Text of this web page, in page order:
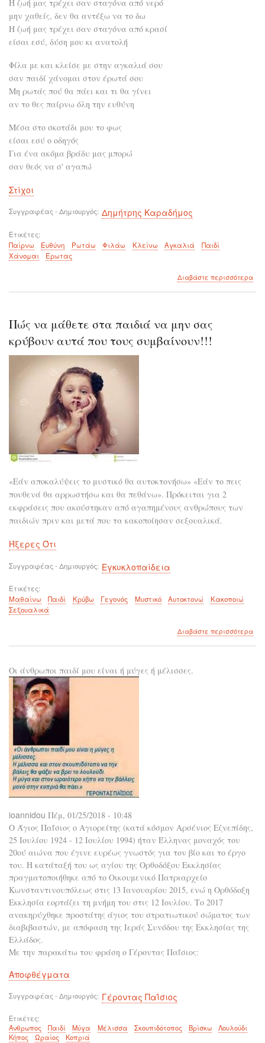
Η ζωή μας τρέχει σαν σταγόνα από νερό
μην χαθείς, δεν θα αντέξω να το δω
Η ζωή μας τρέχει σαν σταγόνα από κρασί
είσαι εσύ, δύση μου κι ανατολή
Φίλα με και κλείσε με στην αγκαλιά σου
σαν παιδί χάνομαι στον έρωτά σου
Μη ρωτάς πού θα πάει και τι θα γίνει
αν το θες παίρνω όλη την ευθύνη
Μέσα στο σκοτάδι μου το φως
είσαι εσύ ο οδηγός
Για ένα ακόμα βράδυ μας μπορώ
σαν θεός να σ' αγαπώ
Στίχοι
Συγγραφέας - Δημιουργός Δημήτρης Καραδήμος
Ετικέτες
Παίρνω
Ευθύνη Ρωτάω Φιλάω Κλείνω Αγκαλιά
Παιδί
Χάνομαι
Έρωτας
Διαβάστε περισσότεραγια
Πώς να μάθετε στα παιδιά να μην σας
κρύβουν αυτά που τους συμβαίνουν!!!
«Εάν αποκαλύψεις το μυστικό θα αυτοκτονήσω» «Εάν το πεις
πουθενά θα αρρωστήσω και θα πεθάνω». Πρόκειται για 2
εκφράσεις που ακούστηκαν από αγαπημένους ανθρώπους των
παιδιών πριν και μετά που τα κακοποίησαν σεξουαλικά.
Ήξερες Ότι
Συγγραφέας - Δημιουργός Εγκυκλοπαίδεια
Ετικέτες
Μαθαίνω
Παιδί Κρύβω Γεγονός Μυστικό Αυτοκτονώ
Κακοποιώ
Σεξουαλικά
Διαβάστε περισσότεραγια
Οι άνθρωποι παιδί μου είναι ή μύγες ή μέλισσες.
ioannidou Πέμ, 01/25/2018 - 10:48
Ο Άγιος Παΐσιος o Αγιορείτης (κατά κόσμον Αρσένιος Εζνεπίδης,
25 Ιουλίου 1924 - 12 Ιουλίου 1994) ήταν Έλληνας μοναχός του
20ού αιώνα που έγινε ευρέως γνωστός για τον βίο και το έργο
του. Η κατάταξή του ως αγίου της Ορθοδόξου Εκκλησίας
πραγματοποιήθηκε από το Οικουμενικό Πατριαρχείο
Κωνσταντινουπόλεως στις 13 Ιανουαρίου 2015, ενώ η Ορθόδοξη
Εκκλησία εορτάζει τη μνήμη του στις 12 Ιουλίου. Το 2017
ανακηρύχθηκε προστάτης άγιος του στρατιωτικού σώματος των
διαβιβαστών, με απόφαση της Ιεράς Συνόδου της Εκκλησίας της
Ελλάδος.
Με την παρακάτω του φράση ο Γέροντας Παΐσιος:
Αποφθέγματα
Συγγραφέας - Δημιουργός Γέροντας Παΐσιος
Ετικέτες
Άνθρωπος
Παιδί Μύγα Μέλισσα Σκουπιδότοπος Βρίσκω
Λουλούδι
Κήπος
Ωραίος Κοπριά